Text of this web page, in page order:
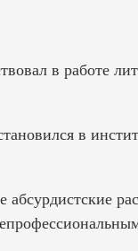
в работе
в